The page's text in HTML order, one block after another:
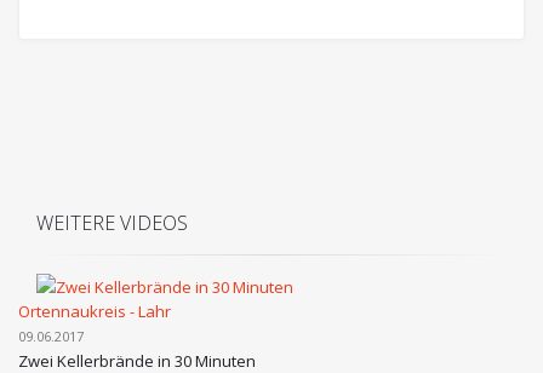
WEITERE VIDEOS
Ortennaukreis - Lahr
09.06.2017
Zwei Kellerbrände in 30 Minuten